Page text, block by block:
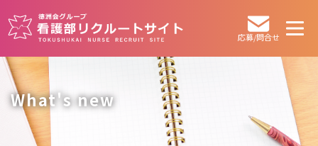
応募/問合せ
What's new